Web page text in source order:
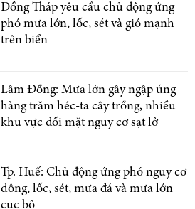
Đồng Tháp yêu cầu chủ động ứng
phó mưa lớn, lốc, sét và gió mạnh
trên biển
Lâm Đồng: Mưa lớn gây ngập úng
hàng trăm héc-ta cây trồng, nhiều
khu vực đối mặt nguy cơ sạt lở
Tp. Huế: Chủ động ứng phó nguy cơ
dông, lốc, sét, mưa đá và mưa lớn
cục bộ